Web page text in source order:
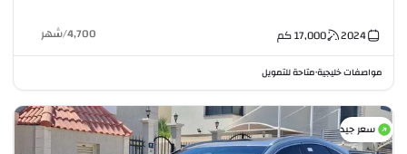
2024
17,000كم 4,700
/شهر
مواصفات خليجية•متاحة للتمويل
سعر جيد